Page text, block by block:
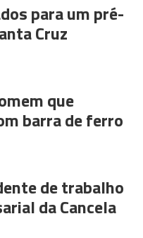
para um pré-
Cruz
que
barra de ferro
de trabalho
da Cancela